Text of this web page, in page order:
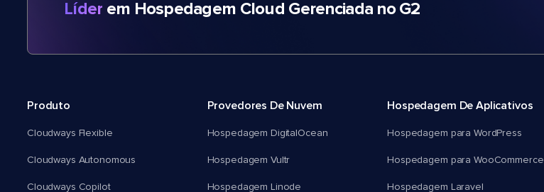
Líder em Hospedagem Cloud Gerenciada no G2
Produto
Cloudways Flexible
Cloudways Autonomous
Cloudways Copilot
Provedores De Nuvem
Hospedagem DigitalOcean
Hospedagem Vultr
Hospedagem Linode
Hospedagem De Aplicativos
Hospedagem para WordPress
Hospedagem para WooCommerce
Hospedagem Laravel